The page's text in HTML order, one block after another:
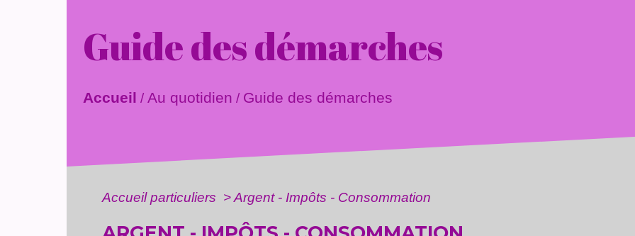
Guide des démarches
Accueil / Au quotidien / Guide des démarches
Accueil particuliers >Argent - Impôts - Consommation